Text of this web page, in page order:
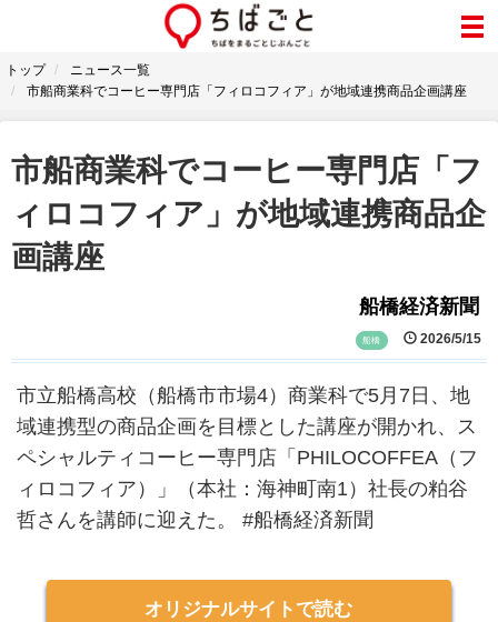
トップ
ニュース一覧
市船商業科でコーヒー専門店「フィロコフィア」が地域連携商品企画講座
市船商業科でコーヒー専門店「フ
ィロコフィア」が地域連携商品企
画講座
船橋経済新聞
船橋 2026/5/15
市立船橋高校（船橋市市場4）商業科で5月7日、地
域連携型の商品企画を目標とした講座が開かれ、ス
ペシャルティコーヒー専門店「PHILOCOFFEA（フ
ィロコフィア）」（本社：海神町南1）社長の粕谷
哲さんを講師に迎えた。 #船橋経済新聞
オリジナルサイトで読む